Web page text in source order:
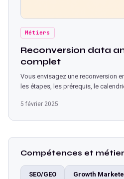
Métiers
Reconversion data
complet
Vous envisagez une reconversion
les étapes, les prérequis, le
5 février 2025
Compétences et
SEO/GEO Growth